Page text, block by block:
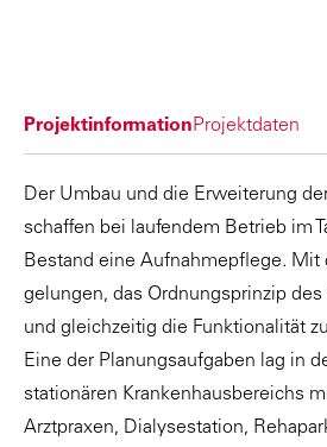
ProjektinformationProjektdaten
Der Umbau und die Erweiterung
schaffen bei laufendem Betrieb im
Bestand eine Aufnahmepflege. Mit
gelungen, das Ordnungsprinzip
und gleichzeitig die Funktionalität
Eine der Planungsaufgaben lag in
stationären Krankenhausbereichs
Arztpraxen, Dialysestation,